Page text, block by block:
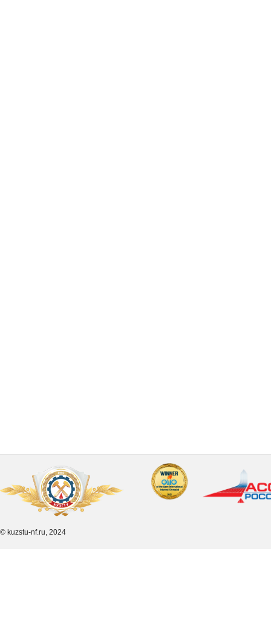
© kuzstu-nf.ru, 2024